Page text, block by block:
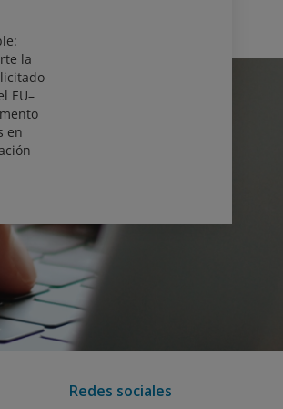
la
EU–
en
Redes sociales